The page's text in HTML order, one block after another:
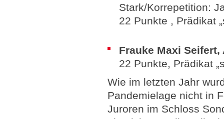
Stark/Korrepetition:
22 Punkte , Prädikat
Frauke Maxi
22 Punkte, Prädikat
Wie im letzten Jahr
Pandemielage nicht in
Juroren im Schloss